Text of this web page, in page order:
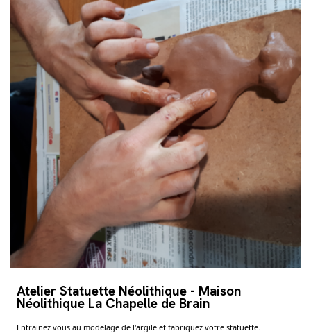
Atelier Statuette Néolithique - Maison
Néolithique La Chapelle de Brain
Entrainez vous au modelage de l'argile et fabriquez votre statuette.